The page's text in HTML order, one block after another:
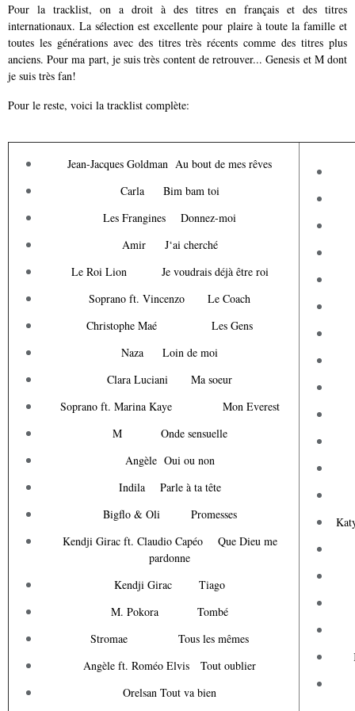
Pour la tracklist, on a droit à des titres en français et des titres
internationaux. La sélection est excellente pour plaire à toute la famille et
toutes les générations avec des titres très récents comme des titres plus
anciens. Pour ma part, je suis très content de retrouver... Genesis et M dont
je suis très fan!
Pour le reste, voici la tracklist complète:
Jean-Jacques Goldman Au bout de mes rêves
Carla Bim bam toi
Les Frangines Donnez-moi
Amir J‘ai cherché
Le Roi Lion Je voudrais déjà être roi
Soprano ft. Vincenzo Le Coach
Christophe Maé Les Gens
Naza Loin de moi
Clara Luciani Ma soeur
Soprano ft. Marina Kaye Mon Everest
M Onde sensuelle
Angèle Oui ou non
Indila Parle à ta tête
Bigflo & Oli Promesses
Kendji Girac ft. Claudio Capéo Que Dieu me
pardonne
Kendji Girac Tiago
M. Pokora Tombé
Stromae Tous les mêmes
Angèle ft. Roméo Elvis Tout oublier
Orelsan Tout va bien